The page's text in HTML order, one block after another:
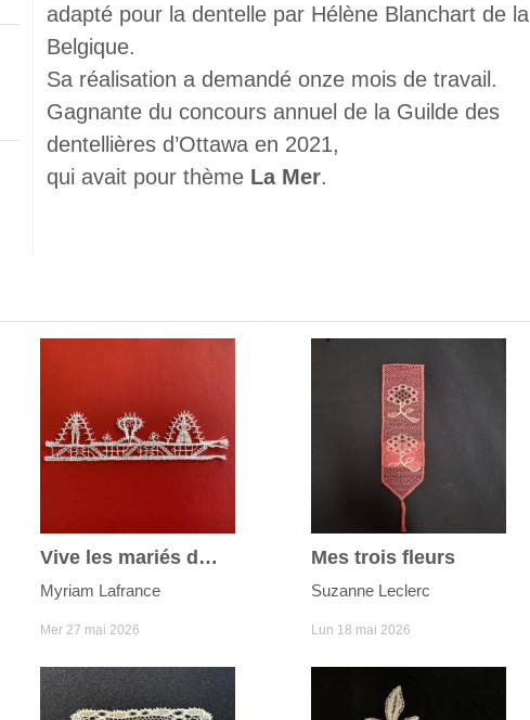
adapté pour la dentelle par Hélène Blanchart de la
Belgique.
Sa réalisation a demandé onze mois de travail.
Gagnante du concours annuel de la Guilde des
dentellières d’Ottawa en 2021,
qui avait pour thème La Mer.
Vive les mariés du joli mois de mai
Myriam Lafrance
Mer 27 mai 2026
Mes trois fleurs
Suzanne Leclerc
Lun 18 mai 2026